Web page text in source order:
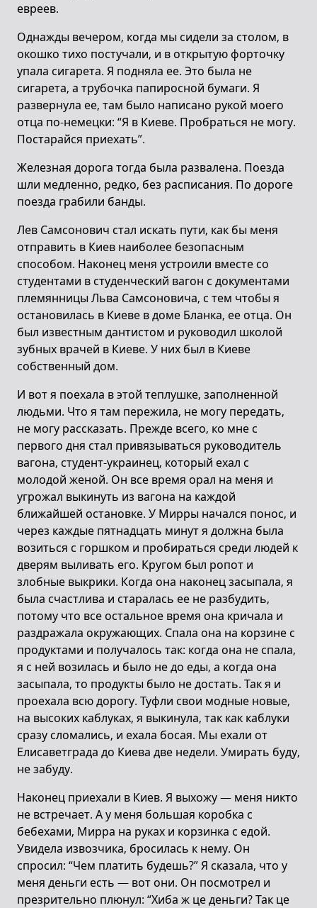
евреев.
Однажды вечером, когда мы сидели за столом, в
окошко тихо постучали, и в открытую форточку
упала сигарета. Я подняла ее. Это была не
сигарета, а трубочка папиросной бумаги. Я
развернула ее, там было написано рукой моего
отца по-немецки: “Я в Киеве. Пробраться не могу.
Постарайся приехать”.
Железная дорога тогда была развалена. Поезда
шли медленно, редко, без расписания. По дороге
поезда грабили банды.
Лев Самсонович стал искать пути, как бы меня
отправить в Киев наиболее безопасным
способом. Наконец меня устроили вместе со
студентами в студенческий вагон с документами
племянницы Льва Самсоновича, с тем чтобы я
остановилась в Киеве в доме Бланка, ее отца. Он
был известным дантистом и руководил школой
зубных врачей в Киеве. У них был в Киеве
собственный дом.
И вот я поехала в этой теплушке, заполненной
людьми. Что я там пережила, не могу передать,
не могу рассказать. Прежде всего, ко мне с
первого дня стал привязываться руководитель
вагона, студент-украинец, который ехал с
молодой женой. Он все время орал на меня и
угрожал выкинуть из вагона на каждой
ближайшей остановке. У Мирры начался понос, и
через каждые пятнадцать минут я должна была
возиться с горшком и пробираться среди людей к
дверям выливать его. Кругом был ропот и
злобные выкрики. Когда она наконец засыпала, я
была счастлива и старалась ее не разбудить,
потому что все остальное время она кричала и
раздражала окружающих. Спала она на корзине с
продуктами и получалось так: когда она не спала,
я с ней возилась и было не до еды, а когда она
засыпала, то продукты было не достать. Так я и
проехала всю дорогу. Туфли свои модные новые,
на высоких каблуках, я выкинула, так как каблуки
сразу сломались, и ехала босая. Мы ехали от
Елисаветграда до Киева две недели. Умирать буду,
не забуду.
Наконец приехали в Киев. Я выхожу — меня никто
не встречает. А у меня большая коробка с
бебехами, Мирра на руках и корзинка с едой.
Увидела извозчика, бросилась к нему. Он
спросил: “Чем платить будешь?” Я сказала, что у
меня деньги есть — вот они. Он посмотрел и
презрительно плюнул: “Хиба ж це деньги? Так це